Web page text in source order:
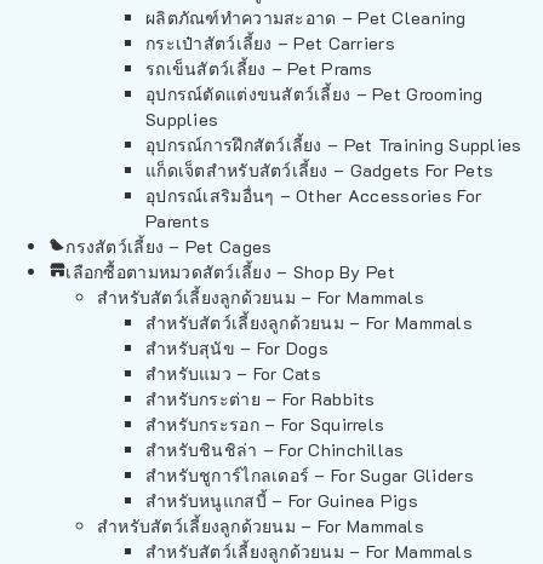
ผลิตภัณฑ์ทำความสะอาด – Pet Cleaning
กระเป๋าสัตว์เลี้ยง – Pet Carriers
รถเข็นสัตว์เลี้ยง – Pet Prams
อุปกรณ์ตัดแต่งขนสัตว์เลี้ยง – Pet Grooming
Supplies
อุปกรณ์การฝึกสัตว์เลี้ยง – Pet Training Supplies
แก็ดเจ็ตสำหรับสัตว์เลี้ยง – Gadgets For Pets
อุปกรณ์เสริมอื่นๆ – Other Accessories For
Parents
กรงสัตว์เลี้ยง – Pet Cages
เลือกซื้อตามหมวดสัตว์เลี้ยง – Shop By Pet
สำหรับสัตว์เลี้ยงลูกด้วยนม – For Mammals
สำหรับสัตว์เลี้ยงลูกด้วยนม – For Mammals
สำหรับสุนัข – For Dogs
สำหรับแมว – For Cats
สำหรับกระต่าย – For Rabbits
สำหรับกระรอก – For Squirrels
สำหรับชินชิล่า – For Chinchillas
สำหรับชูการ์ไกลเดอร์ – For Sugar Gliders
สำหรับหนูแกสบี้ – For Guinea Pigs
สำหรับสัตว์เลี้ยงลูกด้วยนม – For Mammals
สำหรับสัตว์เลี้ยงลูกด้วยนม – For Mammals